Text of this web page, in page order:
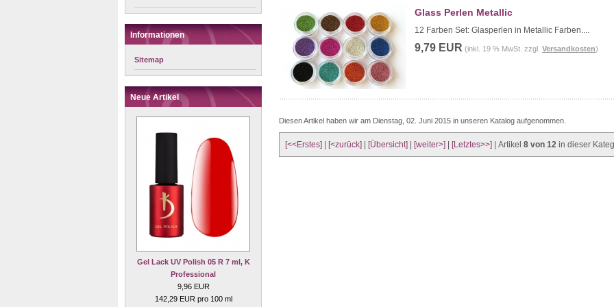
Informationen
Sitemap
Neue Artikel
Gel Lack UV Polish 05 R 7 ml, K
Professional
9,96 EUR
142,29 EUR pro 100 ml
Glass Perlen Metallic
12 Farben Set: Glasperlen in Metallic Farben....
9,79 EUR (inkl. 19 % MwSt. zzgl. Versandkosten)
Diesen Artikel haben wir am Dienstag, 02. Juni 2015 in unseren Katalog aufgenommen.
[<<Erstes] [<zurück] [Übersicht] [weiter>] [Letztes>>] | Artikel 8 von 12 in dieser